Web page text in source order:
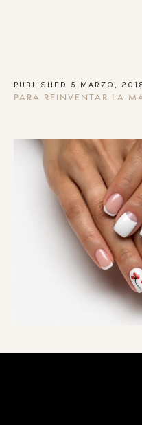
PUBLISHED 5 MARZO,
PARA REINVENTAR LA